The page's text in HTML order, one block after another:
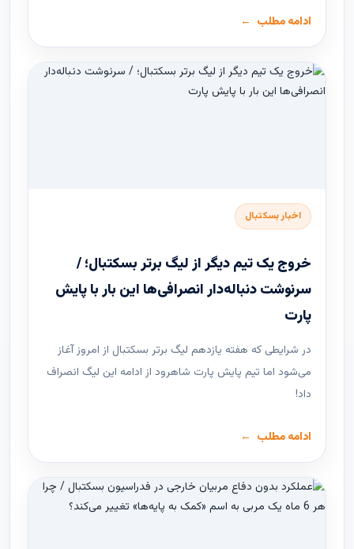
ادامه مطلب
اخبار بسکتبال
خروج یک تیم دیگر از لیگ برتر بسکتبال؛ /
سرنوشت دنباله‌دار انصرافی‌ها این بار با پایش
پارت
در شرایطی که هفته یازدهم لیگ ‌برتر بسکتبال از امروز آغاز
می‌شود اما تیم پایش پارت شاهرود از ادامه این لیگ انصراف
داد!
ادامه مطلب